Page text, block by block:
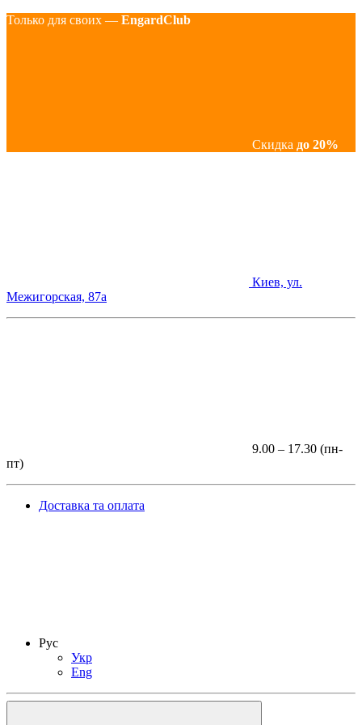
Только для своих — EngardClub
Скидка до 20%
Киев, ул.
Межигорская, 87а
9.00 – 17.30 (пн-
пт)
Доставка та оплата
Рус
Укр
Eng